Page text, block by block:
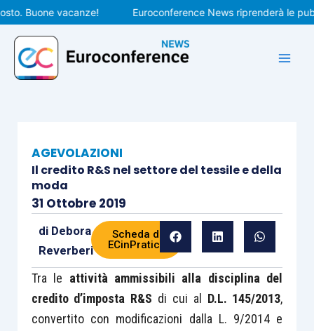
Vai
al
contenuto
Buone vacanze! Euroconference News riprenderà le
AGEVOLAZIONI
Il credito R&S nel settore del tessile e della
moda
31 Ottobre 2019
di Debora
Reverberi
Scheda di
ECinPratica
Tra le attività ammissibili alla disciplina del
credito d’imposta R&S di cui al D.L. 145/2013,
convertito con modificazioni dalla L. 9/2014 e